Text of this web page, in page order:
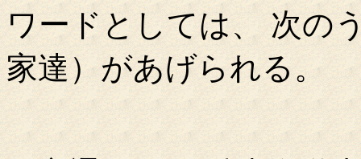
ワードとしては、 次の
家達）があげられる。